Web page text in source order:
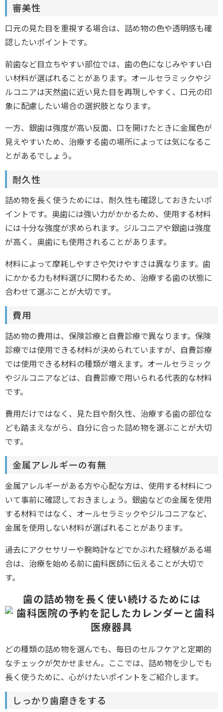
審美性
口元の見た目を重視する場合は、詰め物の色や透明感も確
認したいポイントです。
前歯など目立ちやすい部位では、歯の色になじみやすい白
い材料が選ばれることがあります。オールセラミックやジ
ルコニアは天然歯に近い見た目を再現しやすく、口元の印
象に配慮したい場合の選択肢となります。
一方、銀歯は強度が高い反面、口を開けたときに金属色が
見えやすいため、治療する歯の場所によっては気になるこ
とがあるでしょう。
耐久性
詰め物を長く使うためには、耐久性も確認しておきたいポ
イントです。奥歯には強い力がかかるため、使用する材料
には十分な強度が求められます。ジルコニアや銀歯は強度
が高く、奥歯にも使用されることがあります。
材料によって摩耗しやすさや欠けやすさは異なります。歯
にかかる力も材料選びに関わるため、治療する歯の状態に
合わせて選ぶことが大切です。
費用
詰め物の費用は、保険診療と自費診療で異なります。保険
診療では使用できる材料が決められていますが、自費診療
では使用できる材料の種類が増えます。オールセラミック
やジルコニアなどは、自費診療で用いられる代表的な材料
です。
費用だけではなく、見た目や耐久性、治療する歯の部位な
ども踏まえながら、自分に合った詰め物を選ぶことが大切
です。
金属アレルギーの有無
金属アレルギーがある方や心配な方は、使用する材料につ
いて事前に確認しておきましょう。銀歯などの金属を使用
する材料ではなく、オールセラミックやジルコニアなど、
金属を使用しない材料が選ばれることがあります。
過去にアクセサリーや腕時計などでかぶれた経験がある場
合は、治療を始める前に歯科医師に伝えることが大切で
す。
歯の詰め物を長く使い続けるためには
どの種類の詰め物を選んでも、毎日のセルフケアと定期的
なチェックが欠かせません。ここでは、詰め物を少しでも
長く使うために、心がけたいポイントをご紹介します。
しっかり歯磨きをする